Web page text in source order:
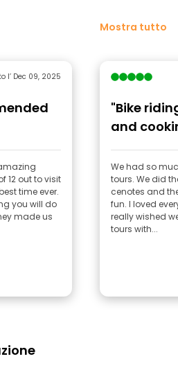
Mostra tutto
l’ Dec 09, 2025
12 out to visit
time ever.
you will do
"Bike
and
We had so
tours. We did
cenotes and
fun. I loved
really wished
tours with...